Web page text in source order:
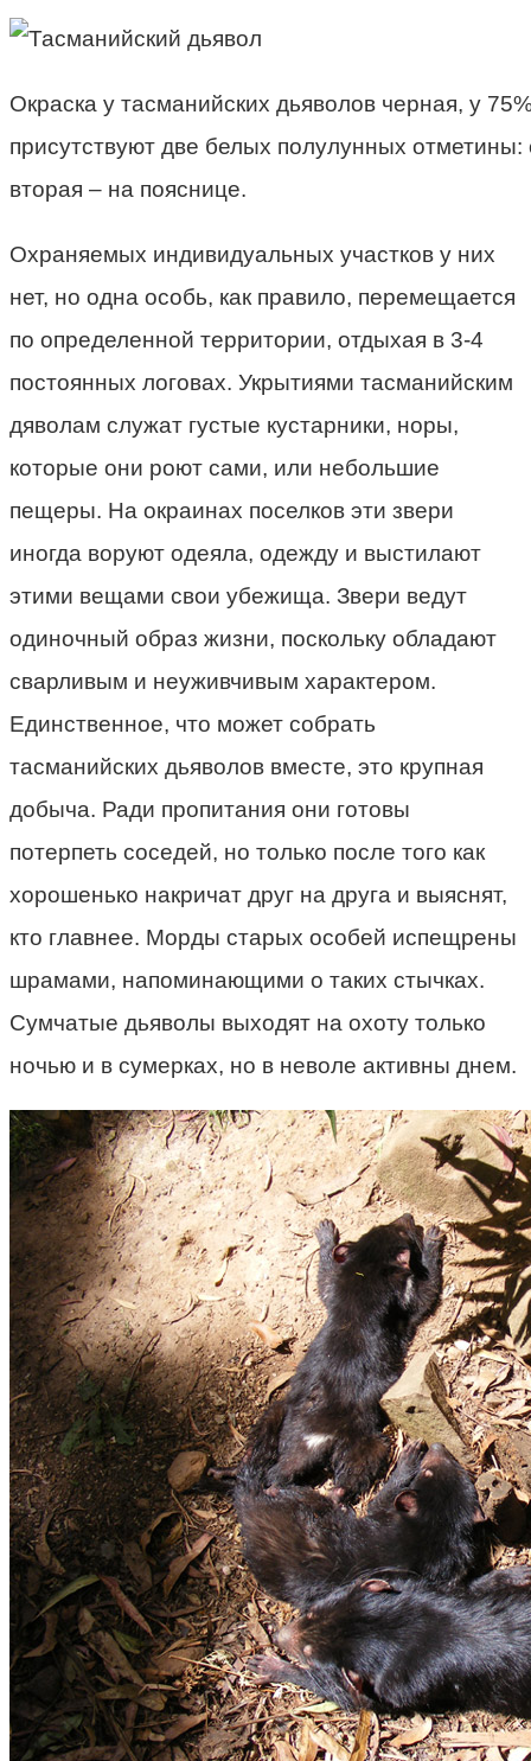
Окраска у тасманийских дьяволов черная, у
присутствуют две белых полулунных отметины:
вторая – на пояснице.
Охраняемых индивидуальных участков у них
нет, но одна особь, как правило, перемещается
по определенной территории, отдыхая в 3-4
постоянных логовах. Укрытиями тасманийским
дяволам служат густые кустарники, норы,
которые они роют сами, или небольшие
пещеры. На окраинах поселков эти звери
иногда воруют одеяла, одежду и выстилают
этими вещами свои убежища. Звери ведут
одиночный образ жизни, поскольку обладают
сварливым и неуживчивым характером.
Единственное, что может собрать
тасманийских дьяволов вместе, это крупная
добыча. Ради пропитания они готовы
потерпеть соседей, но только после того как
хорошенько накричат друг на друга и выяснят,
кто главнее. Морды старых особей испещрены
шрамами, напоминающими о таких стычках.
Сумчатые дьяволы выходят на охоту только
ночью и в сумерках, но в неволе активны днем.